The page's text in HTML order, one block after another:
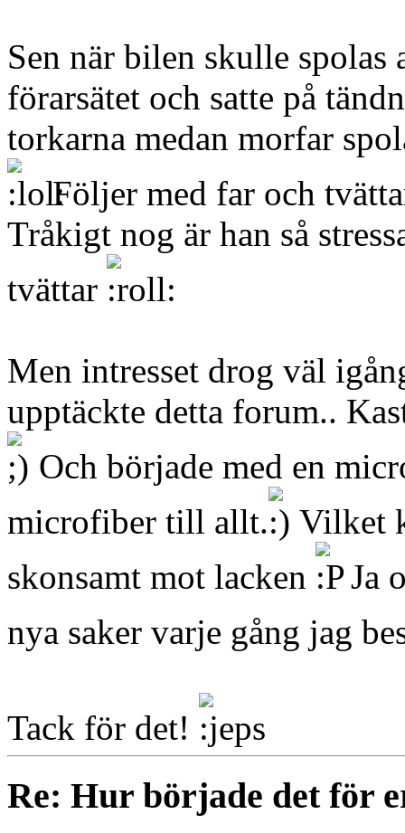
Sen när bilen skulle
förarsätet och satte på
torkarna medan morfar
Följer med far och
Tråkigt nog är han så
tvättar
Men intresset drog väl
upptäckte detta forum..
Och började med en
microfiber till allt.
Vilket
skonsamt mot lacken
Ja
nya saker varje gång jag
Tack för det!
Re: Hur började det för